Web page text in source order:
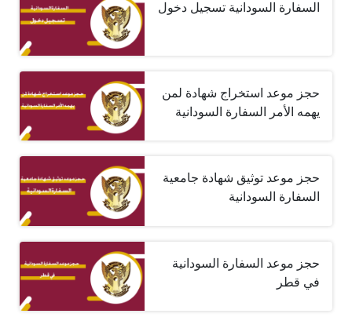
السفارة السودانية تسجيل دخول
حجز موعد استخراج شهادة لمن
يهمه الأمر السفارة السودانية
حجز موعد توثيق شهادة جامعية
السفارة السودانية
حجز موعد السفارة السودانية
في قطر